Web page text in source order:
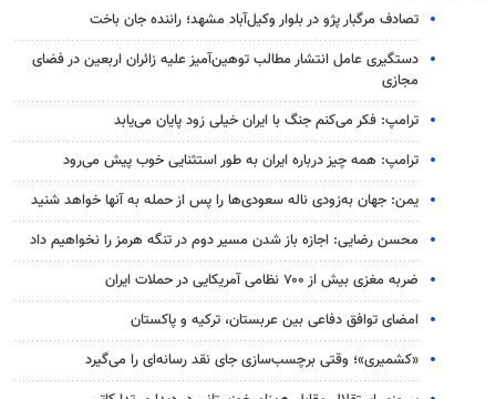
تصادف مرگبار پژو در بلوار وکیل‌آباد مشهد؛ راننده جان باخت
دستگیری عامل انتشار مطالب توهین‌آمیز علیه زائران اربعین در فضای
مجازی
ترامپ: فکر می‌کنم جنگ با ایران خیلی زود پایان می‌یابد
ترامپ: همه چیز درباره ایران به طور استثنایی خوب پیش می‌رود
یمن: جهان به‌زودی ناله سعودی‌ها را پس از حمله به آنها خواهد شنید
محسن رضایی: اجازه باز شدن مسیر دوم در تنگه هرمز را نخواهیم داد
ضربه مغزی بیش از ۷۰۰ نظامی آمریکایی در حملات ایران
امضای توافق دفاعی بین عربستان، ترکیه و پاکستان
«کشمیری»؛ وقتی برچسب‌سازی جای نقد رسانه‌ای را می‌گیرد